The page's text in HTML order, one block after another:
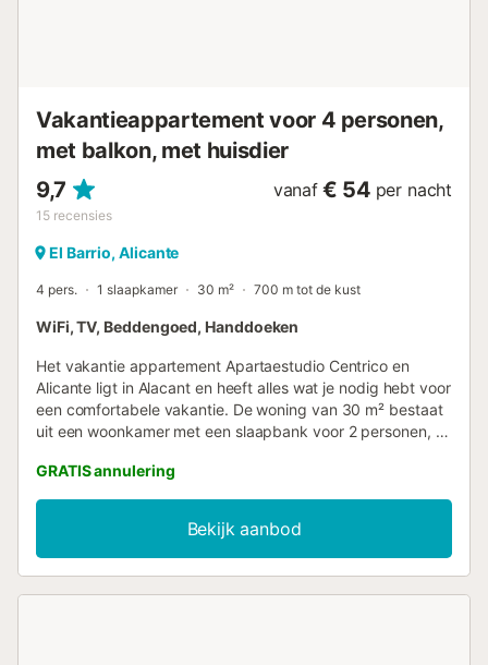
Vakantieappartement voor 4 personen,
met balkon, met huisdier
9,7
15 recensies
vanaf € 54 per nacht
El Barrio, Alicante
4 pers. 1 slaapkamer 30 m² 700 m tot de kust
WiFi, TV, Beddengoed, Handdoeken
Het vakantie appartement Apartaestudio Centrico en
Alicante ligt in Alacant en heeft alles wat je nodig hebt voor
een comfortabele vakantie. De woning van 30 m² bestaat
uit een woonkamer met een slaapbank voor 2 personen, 1
personen. Extra voorzieningen zijn onder andere Wi-Fi, een
tv en strand-/zwembadhanddoeken. Deze accommodatie
biedt niet: airconditioning. Het gebouw waarin de
accommodatie zich bevindt heeft een lift. Deze
vakantiewoning beschikt over een eigen balkon om 's
GRATIS annulering
Bekijk aanbod